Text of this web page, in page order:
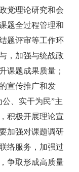
党理论研究和会
题全过程管理和
题评审等工作环
，加强与统战政
课题成果质量；
宣传推广和发
、实干为民”主
积极开展理论宣
加强对课题调研
络服务，加强过
争取形成高质量